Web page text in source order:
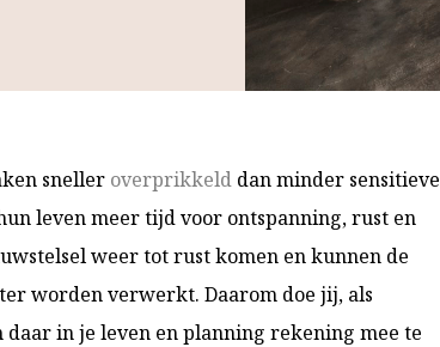
sneller overprikkelddan minder sensitieve
leven meer tijd voor ontspanning, rust en
weer tot rust komen en kunnen de
worden verwerkt. Daarom doe jij, als
daar in je leven en planning rekening mee te